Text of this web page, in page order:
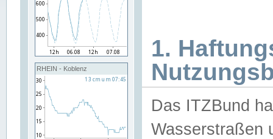
RHEIN - Koblenz
1.
Das ITZBund
Wasserstraßen